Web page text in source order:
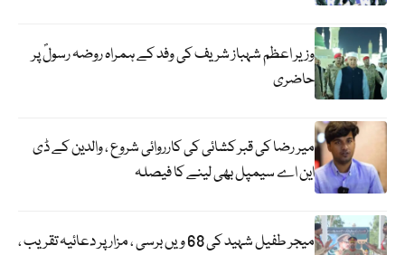
وزیر اعظم شہباز شریف کی وفد کے ہمراہ روضہ رسولؐ پر
حاضری
میر رضا کی قبر کشائی کی کارروائی شروع ، والدین کے ڈی
این اے سیمپل بھی لینے کا فیصلہ
میجر طفیل شہید کی 68 ویں برسی ، مزار پر دعائیہ تقریب ،